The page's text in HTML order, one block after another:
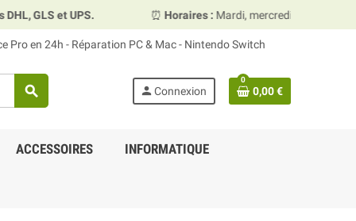
⏰Horaires : Mardi, mercredi et vendredi 10h00–13h30
Pro en 24h - Réparation PC & Mac - Nintendo Switch
search person Connexion
0
0,00 €
ACCESSOIRES INFORMATIQUE